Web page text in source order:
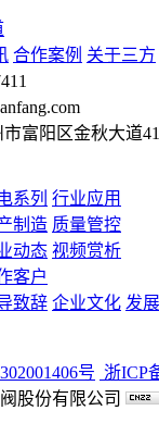
合作案例 关于三方
富阳区金秋大道
系列 行业应用
制造 质量管控
动态 视频赏析
客户
致辞 企业文化 发
号 浙ICP
股份有限公司